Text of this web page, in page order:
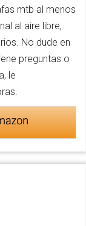
mtb al menos
al aire libre,
No dude en
preguntas o
le